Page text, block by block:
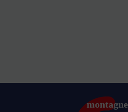
montagne